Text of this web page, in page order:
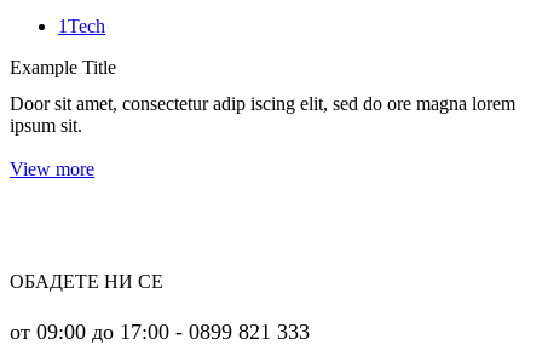
1Tech
Example Title
Door sit amet, consectetur adip iscing elit, sed do ore magna lorem
ipsum sit.
View more
ОБАДЕТЕ НИ СЕ
от 09:00 до 17:00 - 0899 821 333